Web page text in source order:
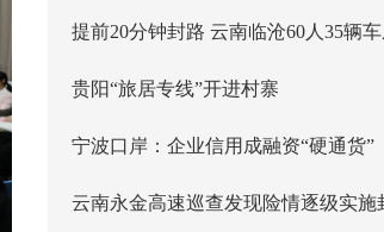
提前20分钟封路 云南临沧60人35辆
贵阳“旅居专线”开进村寨
宁波口岸：企业信用成融资“硬通货”
云南永金高速巡查发现险情逐级实施